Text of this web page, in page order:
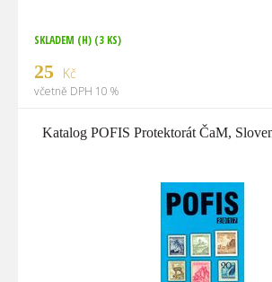
SKLADEM (H) (3 KS)
25 Kč
včetně DPH 10 %
Katalog POFIS Protektorát ČaM,